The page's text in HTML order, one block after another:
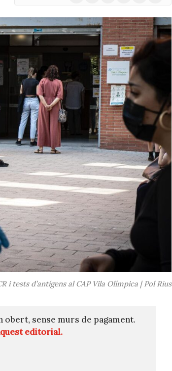
i tests d’antígens al CAP Vila Olímpica | Pol Rius
obert, sense murs de pagament.
editorial.